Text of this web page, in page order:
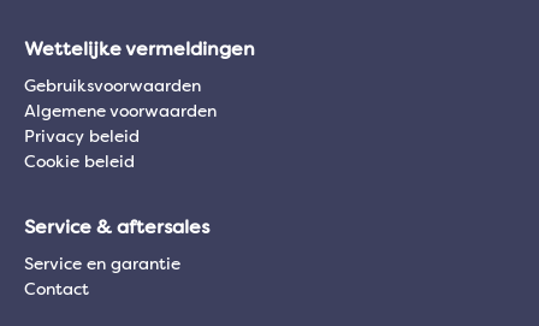
Wettelijke vermeldingen
Gebruiksvoorwaarden
Algemene voorwaarden
Privacy beleid
Cookie beleid
Service & aftersales
Service en garantie
Contact